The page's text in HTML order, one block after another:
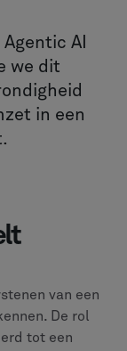
AI
we dit
in een
van een
De rol
tot een